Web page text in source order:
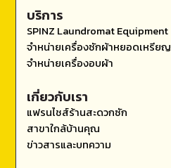
เกี่ยวกับเรา
แฟรนไชส์ร้านสะดวกซัก
สาขาใกล้บ้านคุณ
ข่าวสารและบทความ
บริการ
SPINZ Laundromat Equipment
จำหน่ายเครื่องซักผ้าหยอดเหรียญ
จำหน่ายเครื่องอบผ้า